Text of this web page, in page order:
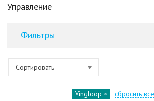
Управление
Фильтры
Сортировать
Vingloop сбросить все